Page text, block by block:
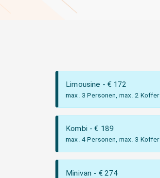
Limousine - € 172
max. 3 Personen, max. 2 Koffer
Kombi - € 189
max. 4 Personen, max. 3 Koffer
Minivan - € 274